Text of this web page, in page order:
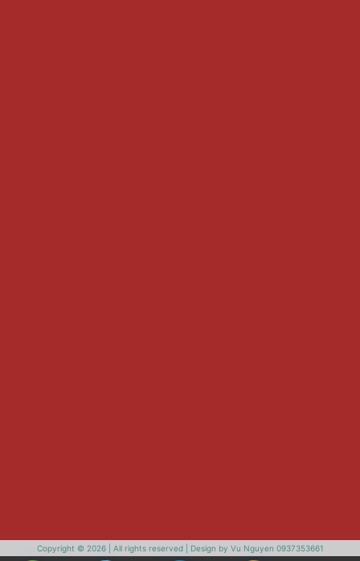
Copyright © 2026 | All rights reserved | Design by Vu Nguyen 0937353661